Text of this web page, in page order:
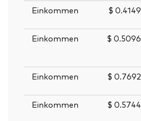
Einkommen
$ 0.4149
Einkommen
$ 0.5096
Einkommen
$ 0.7692
Einkommen
$ 0.5744